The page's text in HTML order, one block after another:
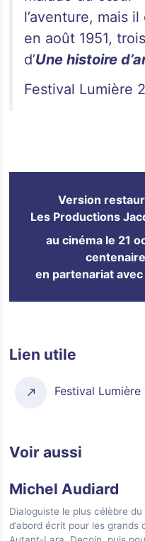
l’aventure, mais
en août 1951,
d’Une histoire
Festival Lumière
Version
Les Productions
au cinéma le 21
en partenariat
Lien utile
Festival
Voir aussi
Michel Audiard
Dialoguiste le plus célèbre
d’abord écrit pour les grands